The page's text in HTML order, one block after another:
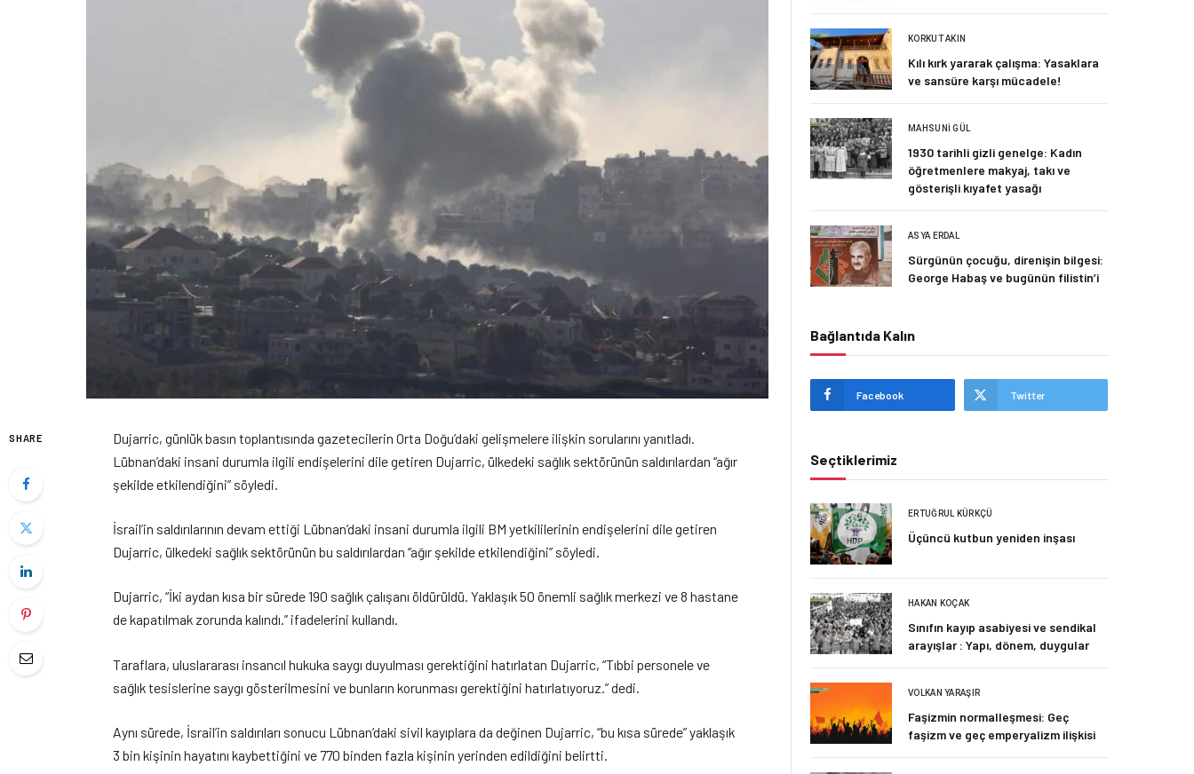
SHARE
Dujarric, günlük basın toplantısında gazetecilerin Orta Doğu’daki gelişmelere ilişkin sorularını yanıtladı.
Lübnan’daki insani durumla ilgili endişelerini dile getiren Dujarric, ülkedeki sağlık sektörünün saldırılardan “ağır
şekilde etkilendiğini” söyledi.
İsrail’in saldırılarının devam ettiği Lübnan’daki insani durumla ilgili BM yetkililerinin endişelerini dile getiren
Dujarric, ülkedeki sağlık sektörünün bu saldırılardan “ağır şekilde etkilendiğini” söyledi.
Dujarric, “İki aydan kısa bir sürede 190 sağlık çalışanı öldürüldü. Yaklaşık 50 önemli sağlık merkezi ve 8 hastane
de kapatılmak zorunda kalındı.” ifadelerini kullandı.
Taraflara, uluslararası insancıl hukuka saygı duyulması gerektiğini hatırlatan Dujarric, “Tıbbi personele ve
sağlık tesislerine saygı gösterilmesini ve bunların korunması gerektiğini hatırlatıyoruz.” dedi.
Aynı sürede, İsrail’in saldırıları sonucu Lübnan’daki sivil kayıplara da değinen Dujarric, “bu kısa sürede” yaklaşık
3 bin kişinin hayatını kaybettiğini ve 770 binden fazla kişinin yerinden edildiğini belirtti.
KORKUT AKIN
Kılı kırk yararak çalışma: Yasaklara
ve sansüre karşı mücadele!
MAHSUNI GÜL
1930 tarihli gizli genelge: Kadın
öğretmenlere makyaj, takı ve
gösterişli kıyafet yasağı
ASYA ERDAL
Sürgünün çocuğu, direnişin bilgesi:
George Habaş ve bugünün filistin’i
Bağlantıda Kalın
Facebook Twitter
Seçtiklerimiz
ERTUĞRUL KÜRKÇÜ
Üçüncü kutbun yeniden inşası
HAKAN KOÇAK
Sınıfın kayıp asabiyesi ve sendikal
arayışlar : Yapı, dönem, duygular
VOLKAN YARAŞIR
Faşizmin normalleşmesi: Geç
faşizm ve geç emperyalizm ilişkisi